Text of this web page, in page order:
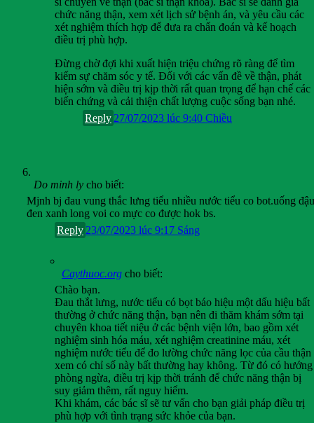
chức năng thận, xem xét lịch sử bệnh án, và yêu cầu các
xét nghiệm thích hợp để đưa ra chẩn đoán và kế hoạch
điều trị phù hợp.
Đừng chờ đợi khi xuất hiện triệu chứng rõ ràng để tìm
kiếm sự chăm sóc y tế. Đối với các vấn đề về thận, phát
hiện sớm và điều trị kịp thời rất quan trọng để hạn chế các
biến chứng và cải thiện chất lượng cuộc sống bạn nhé.
27/07/2023 lúc 9:40 Chiều
Reply
Do minh ly cho biết:
Mjnh bj đau vung thắc lưng tiểu nhiều nước tiểu co bot.uống đậu
đen xanh long voi co mực co được hok bs.
23/07/2023 lúc 9:17 Sáng
Reply
Caythuoc.org cho biết:
Chào bạn.
Đau thắt lưng, nước tiểu có bọt báo hiệu một dấu hiệu bất
thường ở chức năng thận, bạn nên đi thăm khám sớm tại
chuyên khoa tiết niệu ở các bệnh viện lớn, bao gồm xét
nghiệm sinh hóa máu, xét nghiệm creatinine máu, xét
nghiệm nước tiểu để đo lường chức năng lọc của cầu thận
xem có chỉ số này bất thường hay không. Từ đó có hướng
phòng ngừa, điều trị kịp thời tránh để chức năng thận bị
suy giảm thêm, rất nguy hiểm.
Khi khám, các bác sĩ sẽ tư vấn cho bạn giải pháp điều trị
phù hợp với tình trạng sức khỏe của bạn.